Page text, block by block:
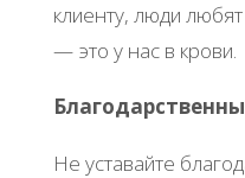
клиенту, люди
— это у нас в крови.
Не уставайте